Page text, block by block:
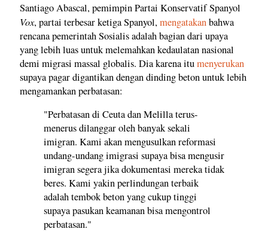
Santiago Abascal, pemimpin Partai Konservatif Spanyol
Vox, partai terbesar ketiga Spanyol,mengatakanbahwa
rencana pemerintah Sosialis adalah bagian dari upaya
yang lebih luas untuk melemahkan kedaulatan nasional
demi migrasi massal globalis. Dia karena itumenyerukan
supaya pagar digantikan dengan dinding beton untuk lebih
mengamankan perbatasan:
"Perbatasan di Ceuta dan Melilla terus-
menerus dilanggar oleh banyak sekali
imigran. Kami akan mengusulkan reformasi
undang-undang imigrasi supaya bisa mengusir
imigran segera jika dokumentasi mereka tidak
beres. Kami yakin perlindungan terbaik
adalah tembok beton yang cukup tinggi
supaya pasukan keamanan bisa mengontrol
perbatasan."